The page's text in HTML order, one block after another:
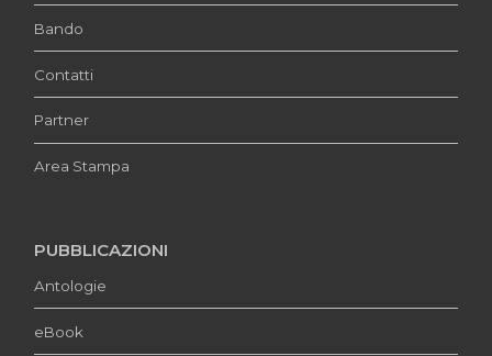
Bando
Contatti
Partner
Area Stampa
PUBBLICAZIONI
Antologie
eBook